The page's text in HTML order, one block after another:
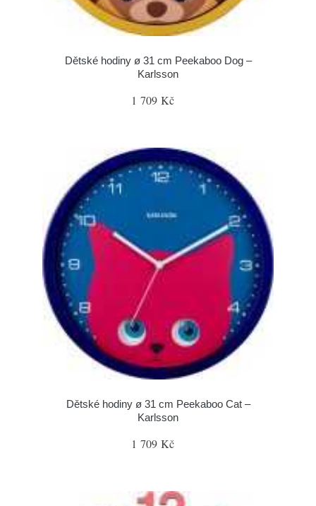
Dětské hodiny ø 31 cm Peekaboo Dog –
Karlsson
1 709 Kč
Dětské hodiny ø 31 cm Peekaboo Cat –
Karlsson
1 709 Kč